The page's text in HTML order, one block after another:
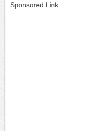
Sponsored Link